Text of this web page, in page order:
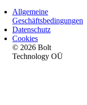
Allgemeine
Geschäftsbedingungen
Datenschutz
Cookies
© 2026 Bolt
Technology OÜ